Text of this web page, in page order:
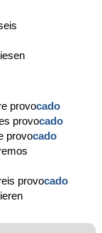
provocado
provocado
provocado
provocado